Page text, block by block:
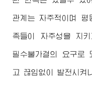
관계는 자주적이며
족들이 자주성을 지
필수불가결의 요구로
고 끊임없이 발전시켜